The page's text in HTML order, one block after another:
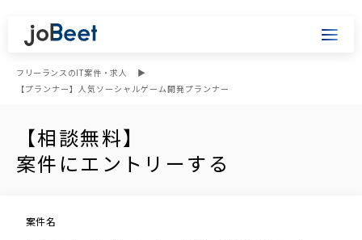
フリーランスのIT案件・求人
【プランナー】人気ソーシャルゲーム開発プランナー
【相談無料】
案件にエントリーする
案件名